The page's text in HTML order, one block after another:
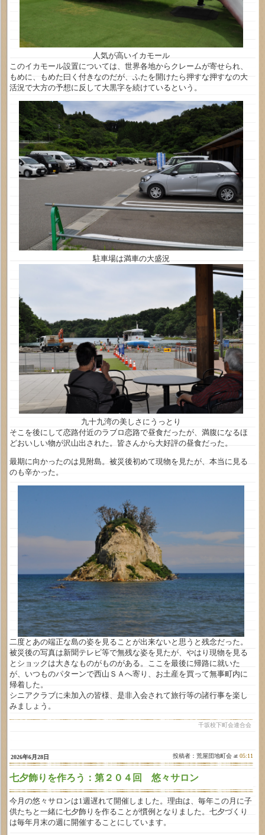
人気が高いイカモール
このイカモール設置については、世界各地からクレームが寄せられ、
もめに、もめた曰く付きなのだが、ふたを開けたら押すな押すなの大
活況で大方の予想に反して大黒字を続けているという。
駐車場は満車の大盛況
九十九湾の美しさにうっとり
そこを後にして恋路付近のラブロ恋路で昼食だったが、満腹になるほ
どおいしい物が沢山出された。皆さんから大好評の昼食だった。
最期に向かったのは見附島。被災後初めて現物を見たが、本当に見る
のも辛かった。
二度とあの端正な島の姿を見ることが出来ないと思うと残念だった。
被災後の写真は新聞テレビ等で無残な姿を見たが、やはり現物を見る
とショックは大きなものがものがある。ここを最後に帰路に就いた
が、いつものパターンで西山ＳＡへ寄り、お土産を買って無事町内に
帰着した。
シニアクラブに未加入の皆様、是非入会されて旅行等の諸行事を楽し
みましょう。
千坂校下町会連合会
2026年6月28日 投稿者：荒屋団地町会 at05:11
七夕飾りを作ろう：第２０４回 悠々サロン
今月の悠々サロンは1週遅れて開催しました。理由は、毎年この月に子
供たちと一緒に七夕飾りを作ることが慣例となりました。七夕づくり
は毎年月末の週に開催することにしています。